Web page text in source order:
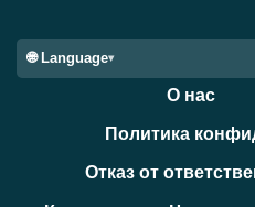
🌐 Language
О нас
Политика
Отказ от